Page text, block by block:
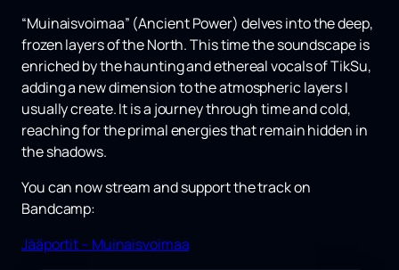
“Muinaisvoimaa” (Ancient Power) delves into the deep,
frozen layers of the North. This time the soundscape is
enriched by the haunting and ethereal vocals ofTikSu,
adding a new dimension to the atmospheric layers I
usually create. It is a journey through time and cold,
reaching for the primal energies that remain hidden in
the shadows.
You can now stream and support the track on
Bandcamp:
Jääportit – Muinaisvoimaa